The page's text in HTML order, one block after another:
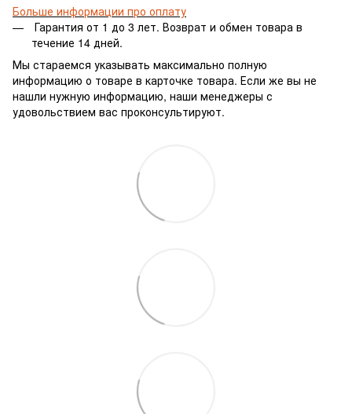
Больше информации про оплату
Гарантия от 1 до 3 лет. Возврат и обмен товара в
течение 14 дней.
Мы стараемся указывать максимально полную
информацию о товаре в карточке товара. Если же вы не
нашли нужную информацию, наши менеджеры с
удовольствием вас проконсультируют.